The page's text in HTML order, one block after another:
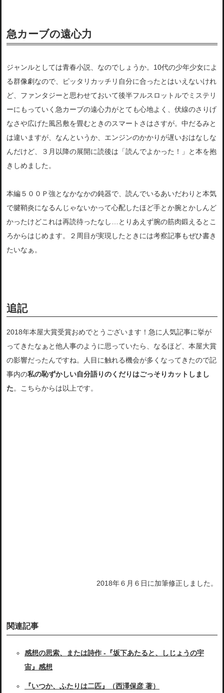
急カーブの遠心力
ジャンルとしては青春小説、なのでしょうか。10代の少年少女によ
る群像劇なので、ピッタリカッチリ自分に合ったとはいえないけれ
ど、ファンタジーと思わせておいて後半フルスロットルでミステリ
ーにもっていく急カーブの遠心力がとても心地よく、伏線のさりげ
なさや広げた風呂敷を畳むときのスマートさはさすが。中だるみと
は違いますが、なんというか、エンジンのかかりが遅いおはなしな
んだけど、３月以降の展開に読後は「読んでよかった！」と本を抱
きしめました。
本編５００Ｐ強となかなかの鈍器で、読んでいるあいだわりと本気
で腱鞘炎になるんじゃないかって心配したほど手とか腕とかしんど
かったけどこれは再読待ったなし…とりあえず腕の筋肉鍛えるとこ
ろからはじめます。２周目が実現したときには考察記事もぜひ書き
たいなぁ。
追記
2018年本屋大賞受賞おめでとうございます！急に人気記事に挙が
ってきたなぁと他人事のように思っていたら、なるほど、本屋大賞
の影響だったんですね。人目に触れる機会が多くなってきたので記
事内の私の恥ずかしい自分語りのくだりはごっそりカットしまし
た。こちらからは以上です。
2018年６月６日に加筆修正しました。
関連記事
感想の思索、または詩作 -『坂下あたると、しじょうの宇
宙』感想
『いつか、ふたりは二匹』（西澤保彦 著）